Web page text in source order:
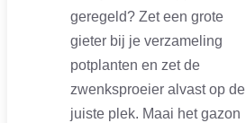
geregeld? Zet een grote
gieter bij je verzameling
potplanten en zet de
zwenksproeier alvast op de
juiste plek. Maai het gazon